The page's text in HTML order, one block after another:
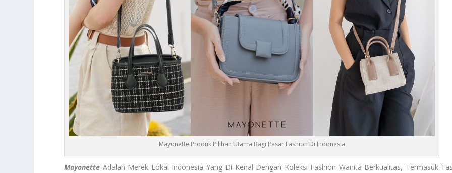
Mayonette Produk Pilihan Utama Bagi Pasar Fashion Di Indonesia
Mayonette Adalah Merek Lokal Indonesia Yang Di Kenal Dengan Koleksi Fashion Wanita Berkualitas, Termasuk